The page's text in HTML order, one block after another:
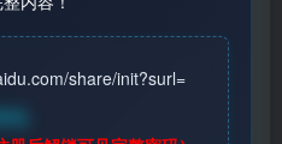
share/init?surl=